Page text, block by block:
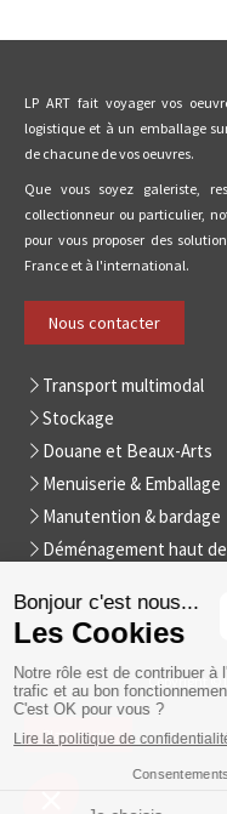
LP ART fait voyager vos
logistique et à un emballage
de chacune de vos oeuvres.
Que vous soyez galeriste,
collectionneur ou particulier,
pour vous proposer des
France et à l'international.
Nous contacter
Transport multimodal
Stockage
Douane et Beaux-Arts
Menuiserie & Emballage
Manutention & bardage
Déménagement haut
Copyright ©
Plan du site